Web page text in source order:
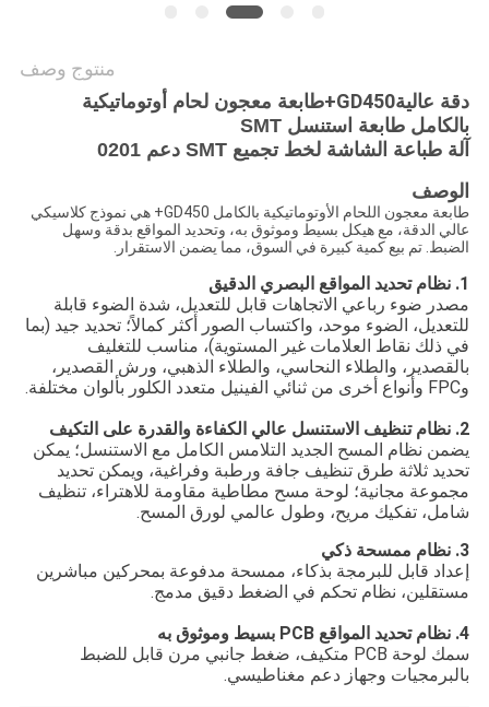
منتوج وصف
دقة عاليةGD450+ طابعة معجون لحام أوتوماتيكية
بالكامل طابعة استنسل SMT
آلة طباعة الشاشة لخط تجميع SMT دعم 0201
الوصف
طابعة معجون اللحام الأوتوماتيكية بالكامل GD450+ هي نموذج كلاسيكي
عالي الدقة، مع هيكل بسيط وموثوق به، وتحديد المواقع بدقة وسهل
الضبط. تم بيع كمية كبيرة في السوق، مما يضمن الاستقرار.
1. نظام تحديد المواقع البصري الدقيق
مصدر ضوء رباعي الاتجاهات قابل للتعديل، شدة الضوء قابلة
للتعديل، الضوء موحد، واكتساب الصور أكثر كمالاً؛ تحديد جيد (بما
في ذلك نقاط العلامات غير المستوية)، مناسب للتغليف
بالقصدير، والطلاء النحاسي، والطلاء الذهبي، ورش القصدير،
وFPC وأنواع أخرى من ثنائي الفينيل متعدد الكلور بألوان مختلفة.
2. نظام تنظيف الاستنسل عالي الكفاءة والقدرة على التكيف
يضمن نظام المسح الجديد التلامس الكامل مع الاستنسل؛ يمكن
تحديد ثلاثة طرق تنظيف جافة ورطبة وفراغية، ويمكن تحديد
مجموعة مجانية؛ لوحة مسح مطاطية مقاومة للاهتراء، تنظيف
شامل، تفكيك مريح، وطول عالمي لورق المسح.
3. نظام ممسحة ذكي
إعداد قابل للبرمجة بذكاء، ممسحة مدفوعة بمحركين مباشرين
مستقلين، نظام تحكم في الضغط دقيق مدمج.
4. نظام تحديد المواقع PCB بسيط وموثوق به
سمك لوحة PCB متكيف، ضغط جانبي مرن قابل للضبط
بالبرمجيات وجهاز دعم مغناطيسي.